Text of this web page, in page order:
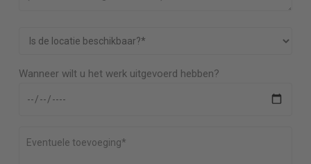
Wanneer wilt u het werk uitgevoerd hebben?